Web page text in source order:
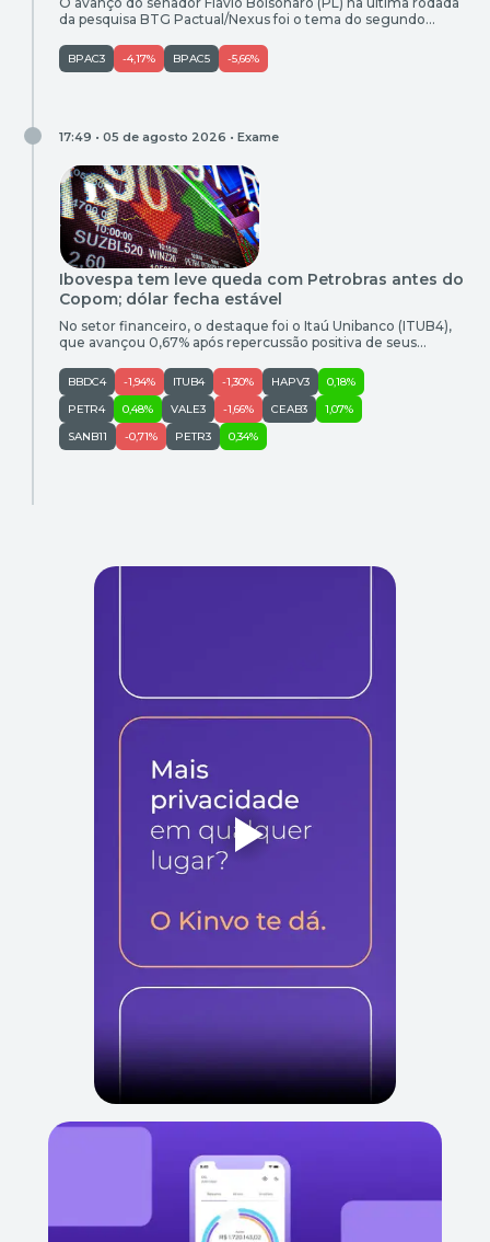
da pesquisa BTG Pactual/Nexus foi o tema do segundo
O levantamento trouxe o filho do ex-presidente Jair
Bolsonaro apenas 1 ponto percentual atrás do presidente Luiz
BPAC3 -4,17% BPAC5 -5,66%
17:49 • 05 de agosto 2026 • Exame
Ibovespa tem leve queda com Petrobras antes do
Copom; dólar fecha estável
No setor financeiro, o destaque foi o Itaú Unibanco (ITUB4),
que avançou 0,67% após repercussão positiva de seus
BBDC4 -1,94% ITUB4 -1,30% HAPV3
0,18%
PETR4
0,48% VALE3 -1,66% CEAB3
1,07%
SANB11
-0,71% PETR3 0,34%